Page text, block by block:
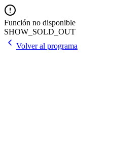
Función no disponible
SHOW_SOLD_OUT
Volver al programa